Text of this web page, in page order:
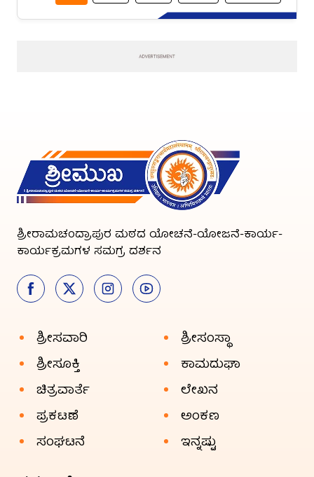
ಶ್ರೀರಾಮಚಂದ್ರಾಪುರ ಮಠದ ಯೋಚನೆ-ಯೋಜನೆ-ಕಾರ್ಯ-
ಕಾರ್ಯಕ್ರಮಗಳ ಸಮಗ್ರ ದರ್ಶನ
ಶ್ರೀಸವಾರಿ
ಶ್ರೀಸಂಸ್ಥಾ
ಶ್ರೀಸೂಕ್ತಿ
ಕಾಮದುಘಾ
ಚಿತ್ರವಾರ್ತೆ
ಲೇಖನ
ಪ್ರಕಟಣೆ
ಅಂಕಣ
ಸಂಘಟನೆ
ಇನ್ನಷ್ಟು